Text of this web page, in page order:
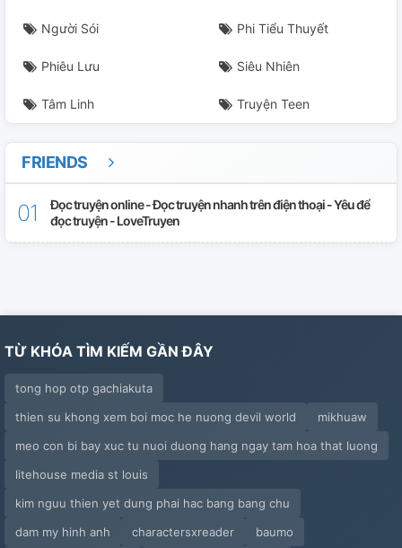
Người Sói Phi Tiểu Thuyết
Phiêu Lưu Siêu Nhiên
Tâm Linh Truyện Teen
FRIENDS
Đọc truyện online - Đọc truyện nhanh trên điện thoại - Yêu để
đọc truyện - LoveTruyen
TỪ KHÓA TÌM KIẾM GẦN ĐÂY
tong hop otp gachiakuta
thien su khong xem boi moc he nuong devil world
mikhuaw
meo con bi bay xuc tu nuoi duong hang ngay tam hoa that luong
litehouse media st louis
kim nguu thien yet dung phai hac bang bang chu
dam my hinh anh
charactersxreader baumo